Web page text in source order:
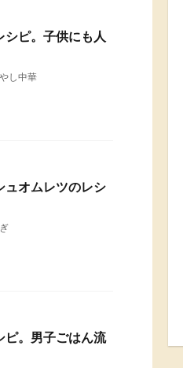
シピ。子供にも人
し中華
ュオムレツのレシ
ピ。男子ごはん流